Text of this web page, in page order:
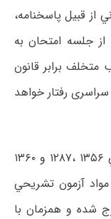
از ﻗﺒﻴﻞ ﭘﺎﺳﺨﻨﺎﻣﻪ،
ﺟﻠﺴﻪ اﻣﺘﺤﺎن ﺑﻪ
ﺑﺮاﺑﺮ ﻗﺎﻧﻮن
رﻓﺘﺎر ﺧﻮاﻫﺪ
آزﻣﻮن ﺑﺮﺧﻲ از دروس ﻛﺪرﺷﺘﻪﻫﺎی اﻣﺘﺤﺎﻧﻲ ۱۳۵۶ ،۱۲۸۷ و ۱۳۶۰
آزﻣﻮن ﺗﺸﺮﻳﺤﻲ
ﺷﻤﺎره ۱ آزﻣﻮن درج ﺷﺪه و ﻫﻤﺰﻣﺎن ﺑﺎ